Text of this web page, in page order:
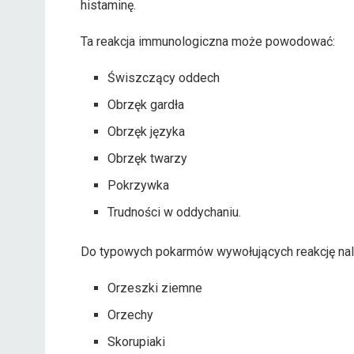
histaminę.
Ta reakcja immunologiczna może powodować:
Świszczący oddech
Obrzęk gardła
Obrzęk języka
Obrzęk twarzy
Pokrzywka
Trudności w oddychaniu.
Do typowych pokarmów wywołujących reakcję
Orzeszki ziemne
Orzechy
Skorupiaki